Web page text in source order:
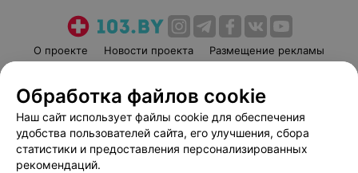
О проекте Новости проекта
Размещение рекламы
Пользовательское соглашение
Способы оплаты
Вакансии
Партнеры
Написать руководителю 103.by
Обработка файлов cookie
Наш сайт использует файлы cookie для обеспечения
удобства пользователей сайта, его улучшения, сбора
статистики и предоставления персонализированных
рекомендаций.